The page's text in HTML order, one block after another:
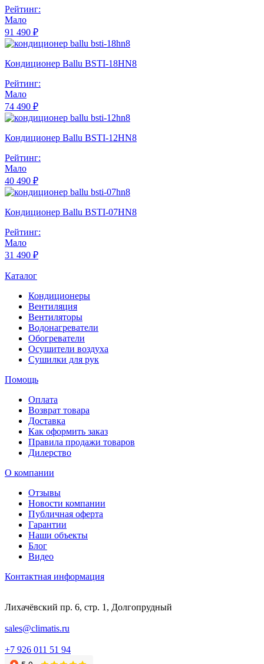
Рейтинг:
Мало
91 490 ₽
Кондиционер Ballu BSTI-18HN8
Рейтинг:
Мало
74 490 ₽
Кондиционер Ballu BSTI-12HN8
Рейтинг:
Мало
40 490 ₽
Кондиционер Ballu BSTI-07HN8
Рейтинг:
Мало
31 490 ₽
Каталог
Кондиционеры
Вентиляция
Вентиляторы
Водонагреватели
Обогреватели
Осушители воздуха
Сушилки для рук
Помощь
Оплата
Возврат товара
Доставка
Как оформить заказ
Правила продажи товаров
Дилерство
О компании
Отзывы
Новости компании
Публичная оферта
Гарантии
Наши объекты
Блог
Видео
Контактная информация
Лихачёвский пр. 6, стр. 1, Долгопрудный
sales@climatis.ru
+7 926 011 51 94